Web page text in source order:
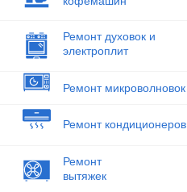
Ремонт духовок и
электроплит
Ремонт микроволновок
Ремонт кондиционеров
Ремонт
вытяжек